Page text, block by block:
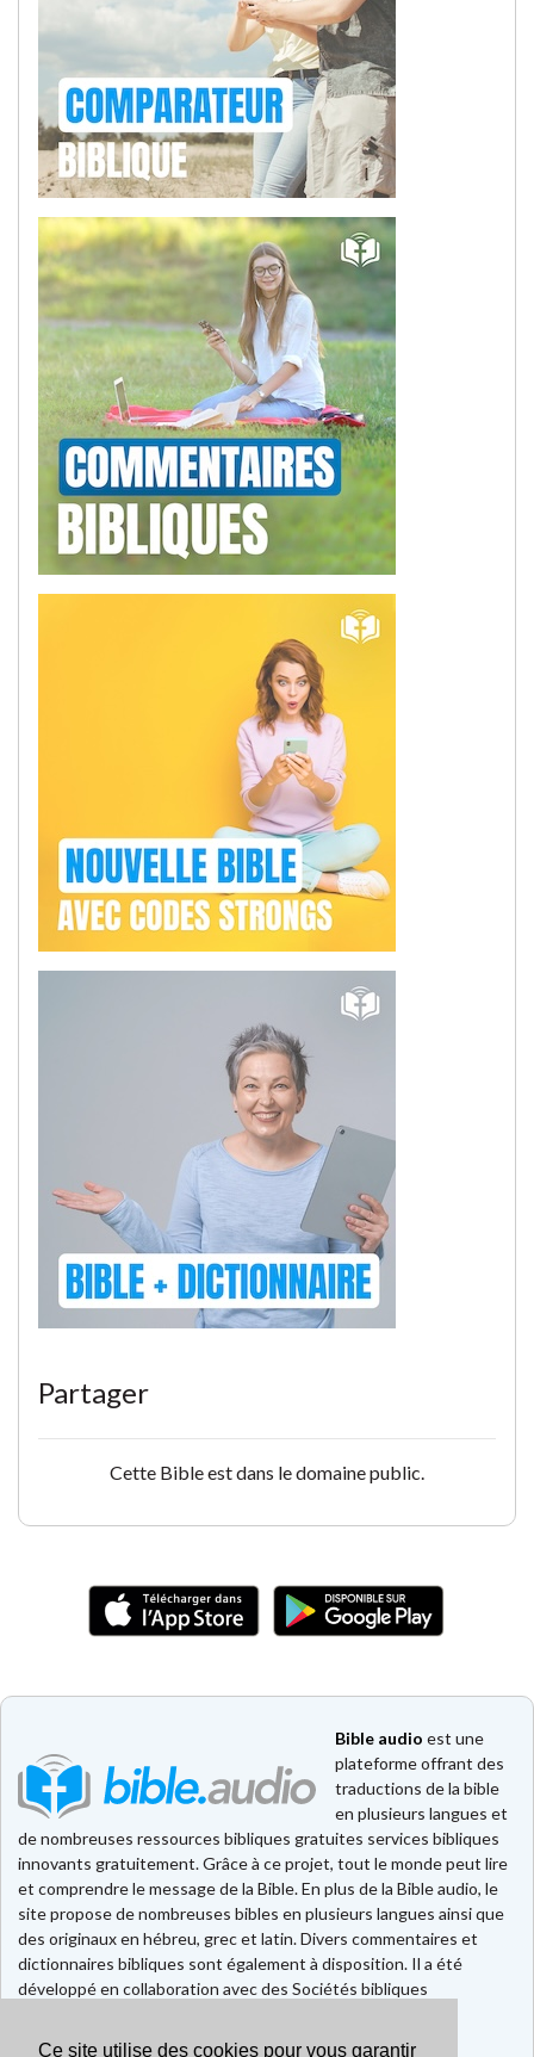
Ce site utilise des cookies pour vous garantir
Partager
Cette Bible est dans le domaine public.
Bible audio est une
plateforme offrant des
traductions de la bible
en plusieurs langues et
de nombreuses ressources bibliques gratuites services bibliques
innovants gratuitement. Grâce à ce projet, tout le monde peut lire
et comprendre le message de la Bible. En plus de la Bible audio, le
site propose de nombreuses bibles en plusieurs langues ainsi que
des originaux en hébreu, grec et latin. Divers commentaires et
dictionnaires bibliques sont également à disposition. Il a été
développé en collaboration avec des Sociétés bibliques